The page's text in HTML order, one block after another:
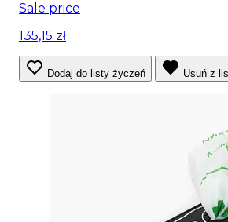
Sale price
135,15 zł
Dodaj do listy życzeń Usuń z